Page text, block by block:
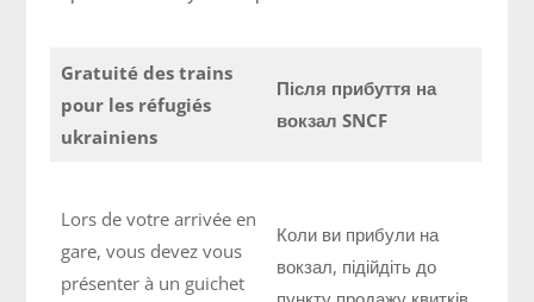
Gratuité des trains
pour les réfugiés
ukrainiens
Після прибуття на
вокзал SNCF
Lors de votre arrivée en
gare, vous devez vous
présenter à un guichet
Коли ви прибули на
вокзал, підійдіть до